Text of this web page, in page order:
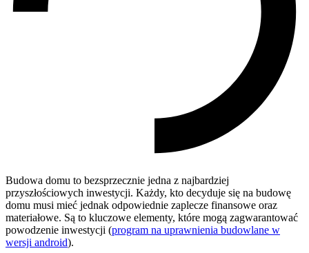
Budowa domu to bezsprzecznie jedna z najbardziej
przyszłościowych inwestycji. Każdy, kto decyduje się na budowę
domu musi mieć jednak odpowiednie zaplecze finansowe oraz
materiałowe. Są to kluczowe elementy, które mogą zagwarantować
powodzenie inwestycji (program na uprawnienia budowlane w
wersji android).